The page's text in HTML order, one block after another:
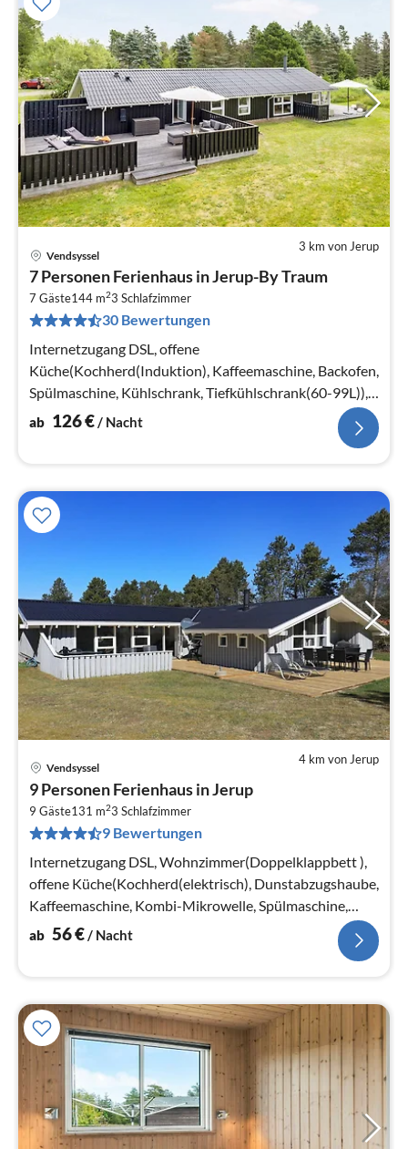
3 km von Jerup
Vendsyssel
7 Personen Ferienhaus in Jerup-By Traum
7 Gäste144 m23 Schlafzimmer
30 Bewertungen
Internetzugang DSL, offene
Küche(Kochherd(Induktion), Kaffeemaschine, Backofen,
Spülmaschine, Kühlschrank, Tiefkühlschrank(60-99L)),
Wohn-/Schlafzimmer(TV, Chromecast)
ab 126€/ Nacht
4 km von Jerup
Vendsyssel
9 Personen Ferienhaus in Jerup
9 Gäste131 m23 Schlafzimmer
9 Bewertungen
Internetzugang DSL, Wohnzimmer(Doppelklappbett ),
offene Küche(Kochherd(elektrisch), Dunstabzugshaube,
Kaffeemaschine, Kombi-Mikrowelle, Spülmaschine,
Kühl-/Gefrierkombination)
ab 56€/ Nacht